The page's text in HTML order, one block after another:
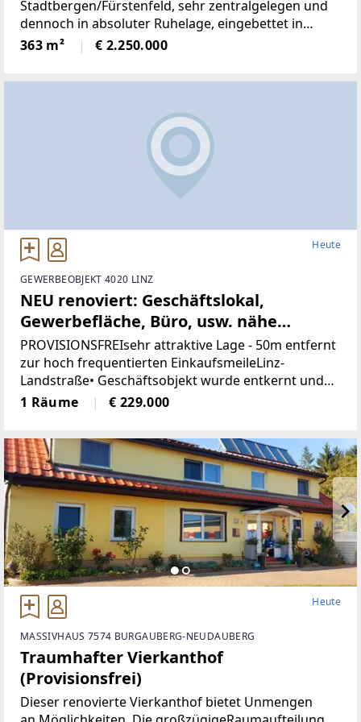
Stadtbergen/Fürstenfeld, sehr zentralgelegen und
dennoch in absoluter Ruhelage, eingebettet in
wunderbare Natur.Die Liegenschaft bietet ein hohes
Maß an Privatsphäre, versprüht
363 m² € 2.250.000
Heute
GEWERBEOBJEKT 4020 LINZ
NEU renoviert: Geschäftslokal,
Gewerbefläche, Büro, usw. nähe
Landstrasse-Linz (Provisionsfrei)
PROVISIONSFREIsehr attraktive Lage - 50m entfernt
zur hoch frequentierten EinkaufsmeileLinz-
Landstraße• Geschäftsobjekt wurde entkernt und
generalsaniert• Klimatisiert (Klimaanlage)• neue
Böden, neue Heizkörper•
1 Räume € 229.000
Heute
MASSIVHAUS 7574 BURGAUBERG-NEUDAUBERG
Traumhafter Vierkanthof
(Provisionsfrei)
Dieser renovierte Vierkanthof bietet Unmengen